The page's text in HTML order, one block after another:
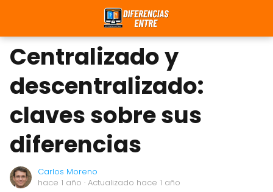
Centralizado y
descentralizado:
claves sobre sus
diferencias
Carlos Moreno
hace 1 año · Actualizado hace 1 año